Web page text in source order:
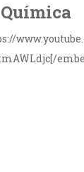
Química